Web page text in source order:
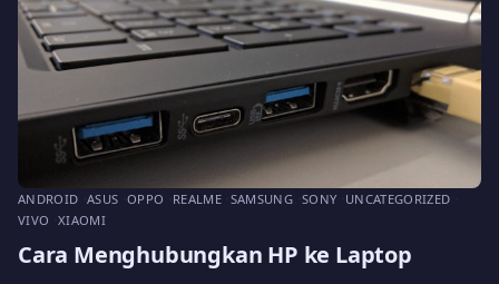
ANDROID ASUS OPPO REALME SAMSUNG SONY UNCATEGORIZED
VIVO
XIAOMI
Cara Menghubungkan HP ke Laptop